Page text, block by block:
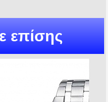
επίσης